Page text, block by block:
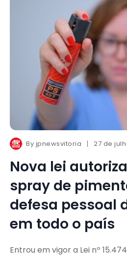
By jpnewsvitoria 27 de
Nova lei
spray de
defesa pessoal
em todo o país
Entrou em vigor a Lei nº